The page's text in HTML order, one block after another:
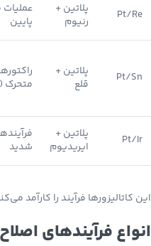
Pt/Re
پلاتین +
رنیوم
عملیات
پایین
Pt/Sn
پلاتین +
قلع
متحرک (CCR)
Pt/Ir
پلاتین +
ایریدیوم
شدید
این کاتالیزورها فرآیند را کارآمد
انواع فرآیندهای